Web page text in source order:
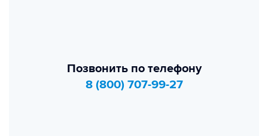
Позвонить по телефону
8 (800) 707-99-27